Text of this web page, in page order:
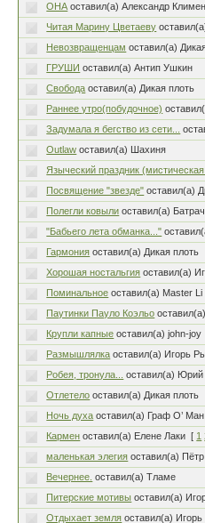
ОНА оставил(а) Александр
Читая Марину Цветаеву
Невозвращенцам оставил(а)
ГРУШИ оставил(а) Антип Ушкин
Свобода оставил(а) Дикая плоть
Раннее утро(побудочное)
Задумала я бегство из сети...
Outlaw оставил(а) Шахиня
Языческий праздник (мистическая
Посвящение "звезде" оставил(а)
Полегли ковыли оставил(а)
"Бабьего лета обманка..."
Гармония оставил(а) Дикая плоть
Хорошая ностальгия оставил(а)
Поминальное оставил(а) Master Li
Паутинки Пауло Коэльо
Крупли капные оставил(а) john-joy
Размышлялка оставил(а) Игорь
Робея, тронула...
оставил(а) Юрий
Отлетело оставил(а) Дикая плоть
Ночь духа оставил(а) Граф О’ Ман
Кармен оставил(а) Елене Лаки [ 1
маленькая элегия оставил(а)
Вечернее. оставил(а) Тламе
Питерские мотивы оставил(а)
Отдыхает земля оставил(а)